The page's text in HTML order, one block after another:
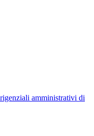
amministrativi di